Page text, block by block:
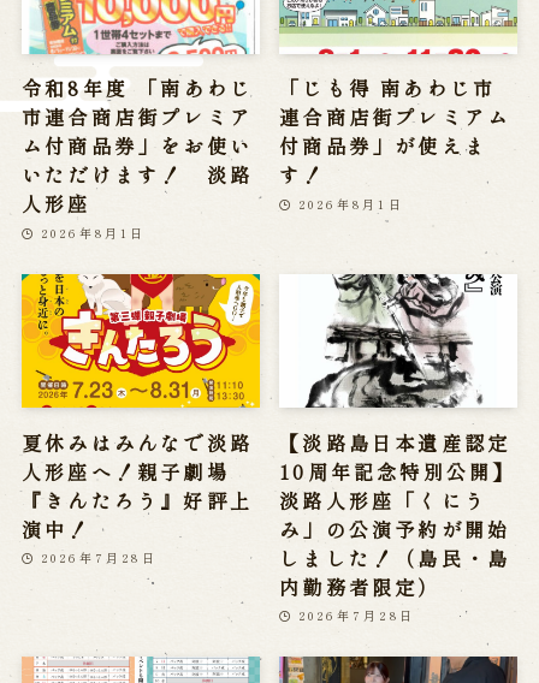
関連施設
通販サイトうずのくに
道の駅うずしお
うずの丘大鳴門橋記念館
令和8年度 「南あわじ
市連合商店街プレミア
ム付商品券」をお使い
いただけます！ 淡路
人形座
2026年8月1日
「じも得 南あわじ市
連合商店街プレミアム
付商品券」が使えま
す！
2026年8月1日
夏休みはみんなで淡路
人形座へ！親子劇場
『きんたろう』好評上
演中！
2026年7月28日
【淡路島日本遺産認定
10周年記念特別公開】
淡路人形座「くにう
み」の公演予約が開始
しました！（島民・島
内勤務者限定）
2026年7月28日